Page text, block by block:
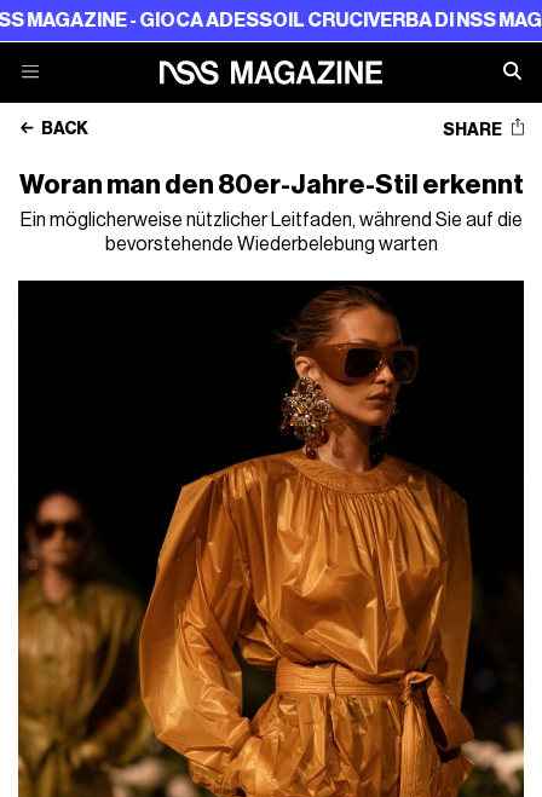
- GIOCA ADESSOIL CRUCIVERBA DI NSS MAGAZINE -
BACK SHARE
Woran man den 80er-Jahre-Stil erkennt
Ein möglicherweise nützlicher Leitfaden, während Sie auf die
bevorstehende Wiederbelebung warten